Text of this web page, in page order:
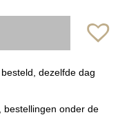
dezelfde dag
bestellingen onder de